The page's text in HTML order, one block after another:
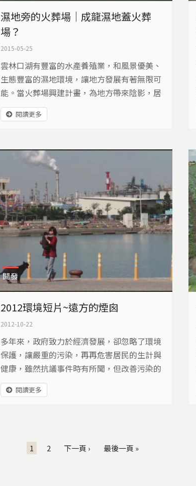
濕地旁的火葬場｜成龍濕地蓋火葬
場？
2015-05-25
雲林口湖有豐富的水產養殖業，和風景優美、
生態豐富的濕地環境，讓地方發展有著無限可
能。當火葬場興建計畫，為地方帶來陰影，居
民擔心污染，擔心觀感，更擔心葬送鄉里未
來，他們喊出濕地不要變屍地，希望永保地方
閱讀更多
開發
2012環境短片~遠方的煙囪
2012-10-22
多年來，政府致力於經濟發展，卻忽略了環境
保護，讓嚴重的污染，再再危害居民的生計與
健康，雖然抗議事件時有所聞，但改善污染的
事情，卻常常被大家遺忘…
閱讀更多
1 2 下一頁 › 最後一頁 »